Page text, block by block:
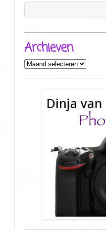
Zoeken
naar:
Archieven
Archieven